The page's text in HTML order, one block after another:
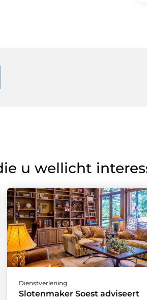
u wellicht
Dienstverlening
Slotenmaker Soest adviseert